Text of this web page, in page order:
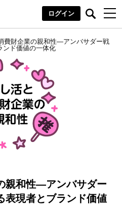
ログイン
費財企業の親和性―アンバサダー戦
ド価値の一体化
親和性―アンバサダー
現者とブランド価値